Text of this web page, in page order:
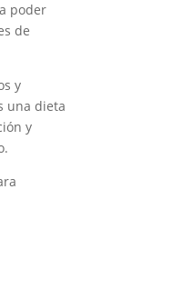
poder
de
y
una dieta
y